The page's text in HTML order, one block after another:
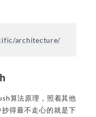
architecture/
算法原理，照着其他
得最不走心的就是下